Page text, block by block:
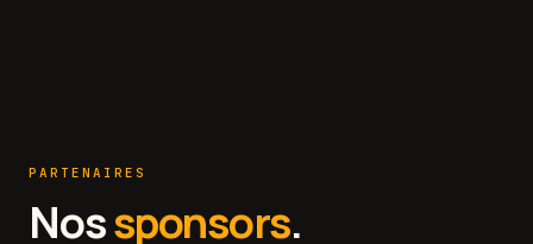
PARTENAIRES
Nossponsors.